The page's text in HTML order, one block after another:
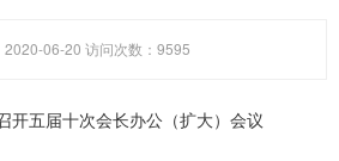
06-20 访问次数：9595
开五届十次会长办公（扩大）会议